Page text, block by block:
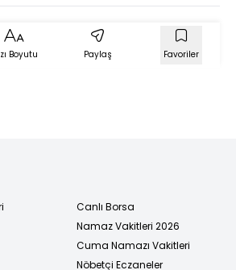
Boyutu Paylaş Favoriler
Canlı Borsa
Namaz Vakitleri 2026
Cuma Namazı Vakitleri
Nöbetçi Eczaneler